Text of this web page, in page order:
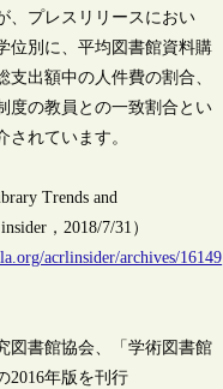
、プレスリリースにおい
位別に、平均図書館資料購
支出額中の人件費の割合、
度の教員との一致割合とい
されています。
Trends and
，2018/7/31）
acrlinsider/archives/16149
図書館協会、「学術図書館
2016年版を刊行